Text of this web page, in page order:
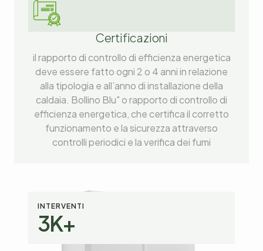
Certificazioni
il rapporto di controllo di efficienza energetica
deve essere fatto ogni 2 o 4 anni in relazione
alla tipologia e all’anno di installazione della
caldaia. Bollino Blu" o rapporto di controllo di
efficienza energetica, che certifica il corretto
funzionamento e la sicurezza attraverso
controlli periodici e la verifica dei fumi
INTERVENTI
3K+